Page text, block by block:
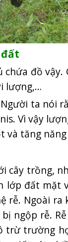
đất
đồ
lượng,…
Người ta nói
Vì vậy
tăng
cây trồng,
lớp đất mặt
rễ. Ngoài
ngộp rễ.
trừ trường